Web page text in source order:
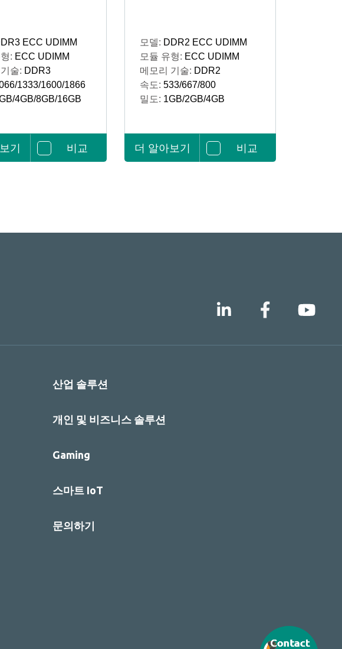
ECC UDIMM
: ECC UDIMM
술: DDR3
1333/1600/1866
4GB/8GB/16GB
기 비교
모델: DDR2 ECC UDIMM
모듈 유형: ECC UDIMM
메모리 기술: DDR2
속도: 533/667/800
밀도: 1GB/2GB/4GB
더 알아보기 비교
산업 솔루션
개인 및 비즈니스 솔루션
Gaming
스마트 IoT
문의하기